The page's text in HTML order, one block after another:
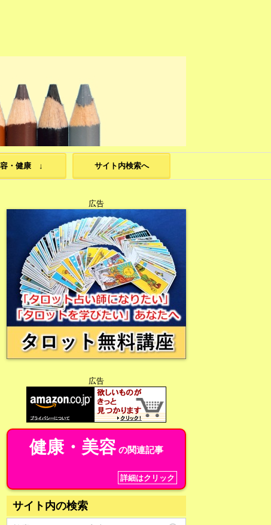
・健康 ↓ サイト内検索へ
広告
広告
健康・美容の関連記事
詳細はクリック
サイト内の検索